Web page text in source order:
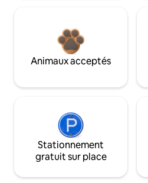
Animaux acceptés
Stationnement
gratuit sur place